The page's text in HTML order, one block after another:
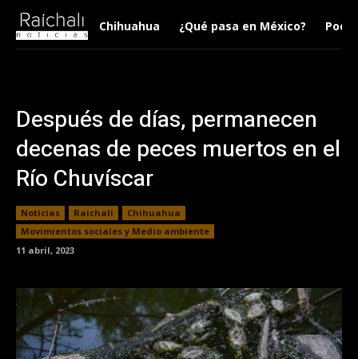
Chihuahua ¿Qué pasa en México?
Después de días, permanecen
decenas de peces muertos en el
Río Chuvíscar
Noticias Raichali
Chihuahua
Movimientos sociales y Medio ambiente
11 abril, 2023